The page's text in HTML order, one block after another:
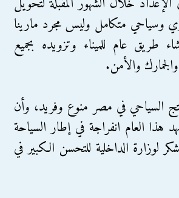
وسياحي متكامل وليس مجرد مارينا
طريق عام للميناء وتزويده بجميع
والأمن.
السياحي في مصر منوع وفريد، وأن
هذا العام انفراجة في إطار السياحة
لوزارة الداخلية للتحسن الكبير في